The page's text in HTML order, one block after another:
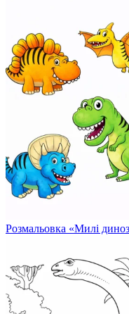
Розмальовка «Милі